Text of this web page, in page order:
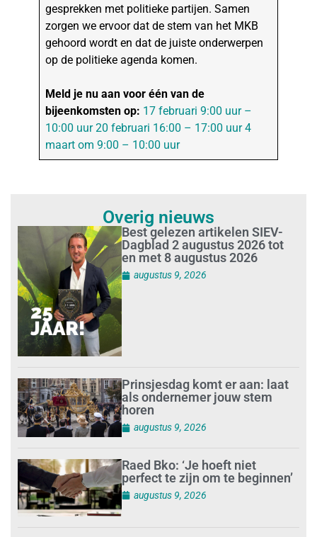
gesprekken met politieke partijen. Samen
zorgen we ervoor dat de stem van het MKB
gehoord wordt en dat de juiste onderwerpen
op de politieke agenda komen.
Meld je nu aan voor één van de
bijeenkomsten op: 17 februari 9:00 uur –
10:00 uur 20 februari 16:00 – 17:00 uur 4
maart om 9:00 – 10:00 uur
Overig nieuws
Best gelezen artikelen SIEV-
Dagblad 2 augustus 2026 tot
en met 8 augustus 2026
augustus 9, 2026
Prinsjesdag komt er aan: laat
als ondernemer jouw stem
horen
augustus 9, 2026
Raed Bko: ‘Je hoeft niet
perfect te zijn om te beginnen’
augustus 9, 2026